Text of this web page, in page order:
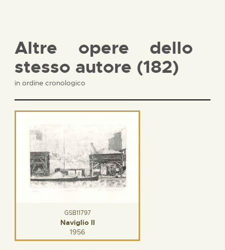
Altre opere dello
stesso autore (182)
in ordine cronologico
GSB11797
Naviglio II
1956